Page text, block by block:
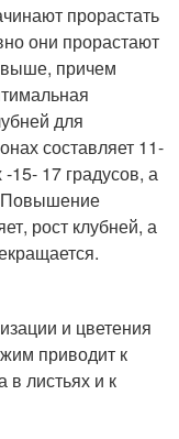
прорастать
они прорастают
выше, причем
для
составляет 11-
17 градусов, а
Повыше­ние
рост клубней, а
и цветения
приво­дит к
листьях и к